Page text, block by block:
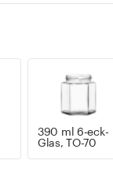
390 ml 6-eck-
Glas, TO-70